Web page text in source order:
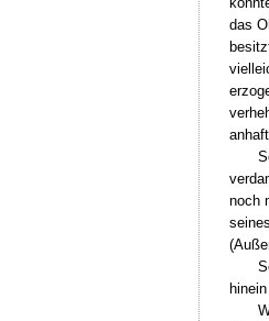
das
noch